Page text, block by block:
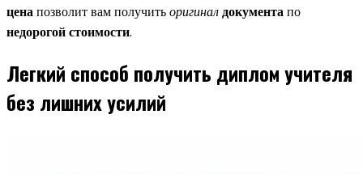
ценапозволит вам получитьоригиналдокументапо
недорогойстоимости.
Легкий способ получить диплом учителя
без лишних усилий